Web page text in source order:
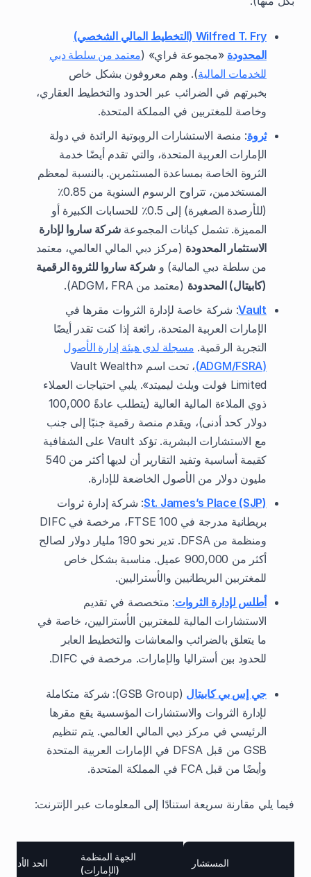
Wilfred T. Fry (التخطيط المالي الشخصي)
المحدودة«مجموعة فراي» ( معتمد من سلطة دبي
للخدمات المالية). وهم معروفون بشكل خاص
بخبرتهم في الضرائب عبر الحدود والتخطيط العقاري،
وخاصة للمغتربين في المملكة المتحدة.
ثروة: منصة الاستشارات الروبوتية الرائدة في دولة
الإمارات العربية المتحدة، والتي تقدم أيضًا خدمة
الثروة الخاصة بمساعدة المستثمرين. بالنسبة لمعظم
المستخدمين، تتراوح الرسوم السنوية من 0.85٪
(للأرصدة الصغيرة) إلى 0.5٪ للحسابات الكبيرة أو
المميزة. تشمل كيانات المجموعةشركة ساروا لإدارة
الاستثمار المحدودة(مركز دبي المالي العالمي، معتمد
من سلطة دبي المالية) وشركة ساروا للثروة الرقمية
(كابيتال) المحدودة(معتمد من ADGM، FRA).
Vault: شركة خاصة لإدارة الثروات مقرها في
الإمارات العربية المتحدة، رائعة إذا كنت تقدر أيضًا
التجربة الرقمية.مسجلة لدى هيئة إدارة الأصول
، تحت اسم «Vault Wealth
Limited فولت ويلث ليميتد». يلبي احتياجات العملاء
ذوي الملاءة المالية العالية (يتطلب عادةً 100,000
دولار كحد أدنى)، ويقدم منصة رقمية جنبًا إلى جنب
مع الاستشارات البشرية. تؤكد Vault على الشفافية
كقيمة أساسية وتفيد التقارير أن لديها أكثر من 540
مليون دولار من الأصول الخاضعة للإدارة.
St. James’s Place (SJP): شركة إدارة ثروات
بريطانية مدرجة في FTSE 100، مرخصة في DIFC
ومنظمة من DFSA. تدير نحو 190 مليار دولار لصالح
أكثر من 900,000 عميل. مناسبة بشكل خاص
للمغتربين البريطانيين والأستراليين.
أطلس لإدارة الثروات: متخصصة في تقديم
الاستشارات المالية للمغتربين الأستراليين، خاصة في
ما يتعلق بالضرائب والمعاشات والتخطيط العابر
للحدود بين أستراليا والإمارات. مرخصة في DIFC.
جي إس بي كابيتال
(GSB Group): شركة متكاملة
لإدارة الثروات والاستشارات المؤسسية يقع مقرها
الرئيسي في مركز دبي المالي العالمي. يتم تنظيم
GSB من قبل DFSA في الإمارات العربية المتحدة
وأيضًا من قبل FCA في المملكة المتحدة.
فيما يلي مقارنة سريعة استنادًا إلى المعلومات عبر الإنترنت:
المستشار
الجهة المنظمة
(الإمارات)
الحد الأدنى